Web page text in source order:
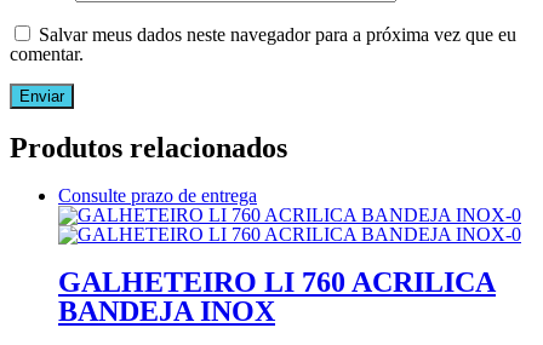
Salvar meus dados neste navegador para a próxima vez que eu
comentar.
Produtos relacionados
Consulte prazo de entrega
GALHETEIRO LI 760 ACRILICA
BANDEJA INOX